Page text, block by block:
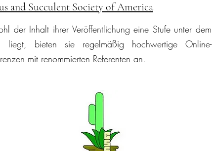
and Succulent Society of America
der Inhalt ihrer Veröffentlichung eine Stufe unter dem
liegt, bieten sie regelmäßig hochwertige Online-
mit renommierten Referenten an.